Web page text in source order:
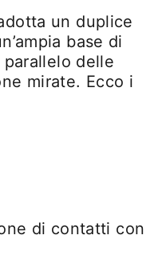
un duplice
base di
delle
mirate. Ecco i
di contatti con